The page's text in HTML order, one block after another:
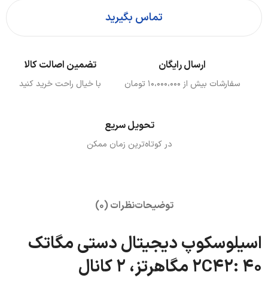
تماس بگیرید
ارسال رایگان
سفارشات بیش از ۱۰،000،000 تومان
تضمین اصالت کالا
با خیال راحت خرید کنید
تحویل سریع
در کوتاه‌ترین زمان ممکن
توضیحاتنظرات (0)
اسیلوسکوپ دیجیتال دستی مگاتک
2C42: 40 مگاهرتز، 2 کانال